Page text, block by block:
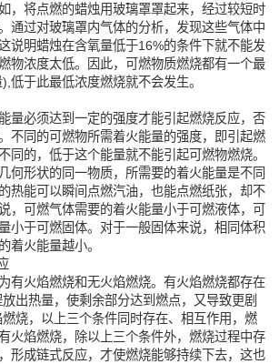
，将点燃的蜡烛用玻璃罩罩起来，经过较短时
通过对玻璃罩内气体的分析，发现这些气体中
说明蜡烛在含氧量低于16%的条件下就不能发
物浓度太低。因此，可燃物质燃烧都有一个最
低于此最低浓度燃烧就不会发生。
量必须达到一定的强度才能引起燃烧反应，否
不同的可燃物所需着火能量的强度，即引起燃
同的，低于这个能量就不能引起可燃物燃烧。
何形状的同一物质，所需要的着火能量是不同
热能可以瞬间点燃汽油，也能点燃纸张，却不
，可燃气体需要的着火能量小于可燃液体，可
小于可燃固体。对于一般固体来说，相同体积
着火能量越小。
有火焰燃烧和无火焰燃烧。有火焰燃烧都存在
出热量，使剩余部分达到燃点，又导致更剧
烧，以上三个条件同时存在、相互作用，燃
火焰燃烧，除以上三个条件外，燃烧过程中存
形成链式反应，才使燃烧能够持续下去，这也